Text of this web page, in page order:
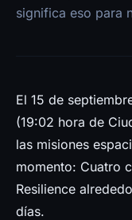
Trayectoria
Prensa
significa eso para
El 15 de
(19:02 hora de
las misiones
momento: Cuatro
Resilience
días.